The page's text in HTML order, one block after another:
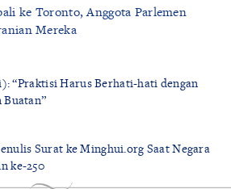
ke Toronto, Anggota Parlemen
Mereka
“Praktisi Harus Berhati-hati dengan
Buatan”
Surat ke Minghui.org Saat Negara
ke-250